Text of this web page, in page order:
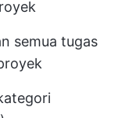
semua tugas